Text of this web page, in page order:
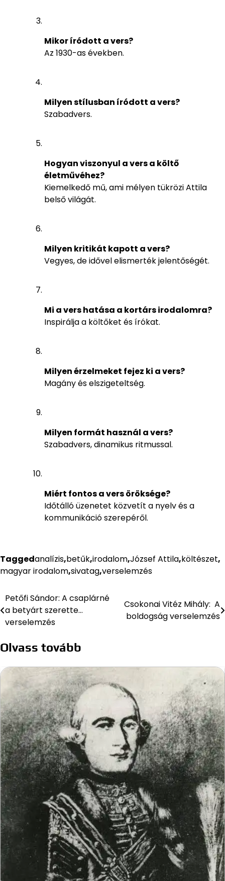
Mikor íródott a vers?
Az 1930-as években.
Milyen stílusban íródott a vers?
Szabadvers.
Hogyan viszonyul a vers a költő
életművéhez?
Kiemelkedő mű, ami mélyen tükrözi Attila
belső világát.
Milyen kritikát kapott a vers?
Vegyes, de idővel elismerték jelentőségét.
Mi a vers hatása a kortárs irodalomra?
Inspirálja a költőket és írókat.
Milyen érzelmeket fejez ki a vers?
Magány és elszigeteltség.
Milyen formát használ a vers?
Szabadvers, dinamikus ritmussal.
Miért fontos a vers öröksége?
Időtálló üzenetet közvetít a nyelv és a
kommunikáció szerepéről.
Taggedanalízis,betűk,irodalom,József Attila,költészet,
magyar irodalom,sivatag,verselemzés
Bejegyzés
navigáció
Petőfi Sándor: A csaplárné
a betyárt szerette…
verselemzés
Csokonai Vitéz Mihály: A
boldogság verselemzés
Olvass tovább